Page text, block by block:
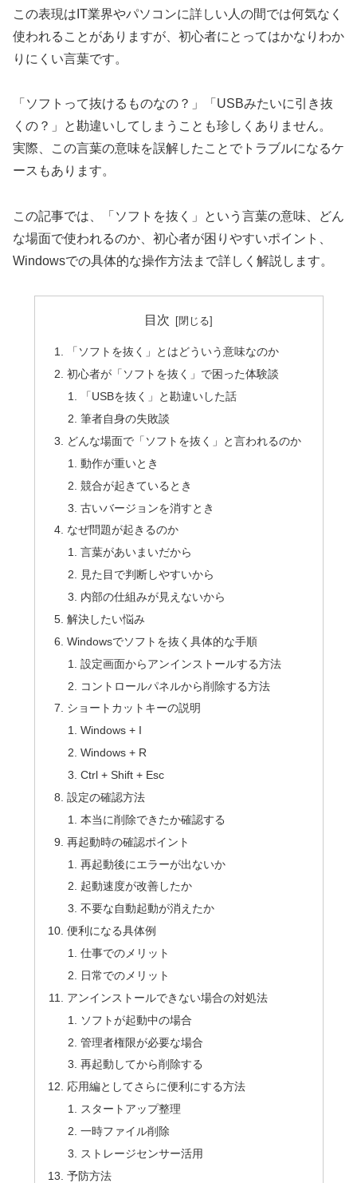
この表現はIT業界やパソコンに詳しい人の間では何気なく
使われることがありますが、初心者にとってはかなりわか
りにくい言葉です。
「ソフトって抜けるものなの？」「USBみたいに引き抜
くの？」と勘違いしてしまうことも珍しくありません。
実際、この言葉の意味を誤解したことでトラブルになるケ
ースもあります。
この記事では、「ソフトを抜く」という言葉の意味、どん
な場面で使われるのか、初心者が困りやすいポイント、
Windowsでの具体的な操作方法まで詳しく解説します。
目次
「ソフトを抜く」とはどういう意味なのか
初心者が「ソフトを抜く」で困った体験談
「USBを抜く」と勘違いした話
筆者自身の失敗談
どんな場面で「ソフトを抜く」と言われるのか
動作が重いとき
競合が起きているとき
古いバージョンを消すとき
なぜ問題が起きるのか
言葉があいまいだから
見た目で判断しやすいから
内部の仕組みが見えないから
解決したい悩み
Windowsでソフトを抜く具体的な手順
設定画面からアンインストールする方法
コントロールパネルから削除する方法
ショートカットキーの説明
Windows + I
Windows + R
Ctrl + Shift + Esc
設定の確認方法
本当に削除できたか確認する
再起動時の確認ポイント
再起動後にエラーが出ないか
起動速度が改善したか
不要な自動起動が消えたか
便利になる具体例
仕事でのメリット
日常でのメリット
アンインストールできない場合の対処法
ソフトが起動中の場合
管理者権限が必要な場合
再起動してから削除する
応用編としてさらに便利にする方法
スタートアップ整理
一時ファイル削除
ストレージセンサー活用
予防方法